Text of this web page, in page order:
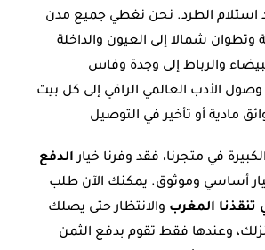
استلام الطرد. نحن نغطي جميع مدن
شمالا إلى العيون والداخلة
والرباط إلى وجدة وفاس
الأدب العالمي الراقي إلى كل بيت
في متجرنا، فقد وفرنا خيارالدفع
أساسي وموثوق. يمكنك الآن طلب
تنقذنا المغرب والانتظار حتى يصلك
وعندها فقط تقوم بدفع الثمن